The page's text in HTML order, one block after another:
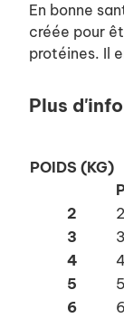
En bonne
créée pour
protéines. Il
Plus
POIDS (KG)
2
3
4
5
6